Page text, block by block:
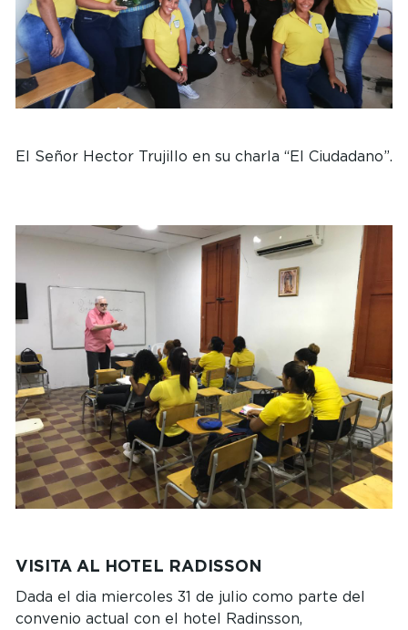
El Señor Hector Trujillo en su charla “El Ciudadano”.
VISITA AL HOTEL RADISSON
Dada el dia miercoles 31 de julio como parte del
convenio actual con el hotel Radinsson,